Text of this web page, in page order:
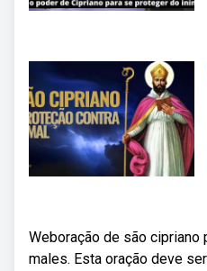
Weboração de são cipriano
males. Esta oração deve